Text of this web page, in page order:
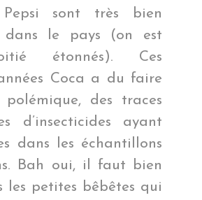
sont très bien
dans le pays (on est
étonnés). Ces
Coca a du faire
des traces
d’insecticides ayant
dans les échantillons
Bah oui, il faut bien
les petites bêbêtes qui